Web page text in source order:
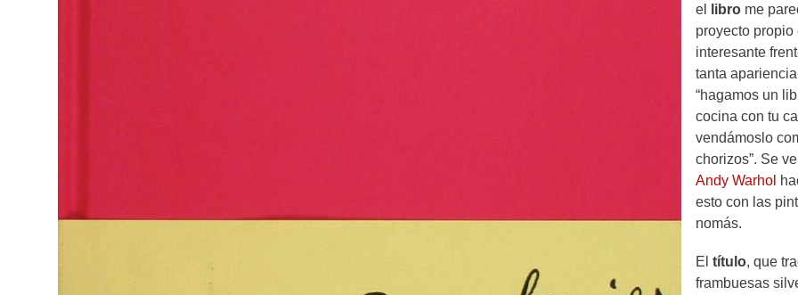
el
libro me
proyecto propio
interesante
tanta
“hagamos un
cocina con tu
vendámoslo
chorizos”. Se
Andy Warhol
esto con las
nomás.
El título, que
frambuesas